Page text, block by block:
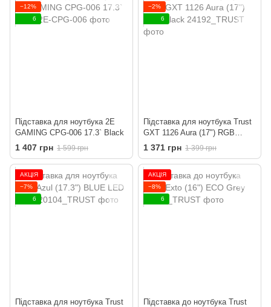
−12%
6
Підставка для ноутбука 2E
GAMING CPG-006 17.3` Black
1 407 грн 1 599 грн
−2%
6
Підставка для ноутбука Trust
GXT 1126 Aura (17") RGB
Black
1 371 грн 1 399 грн
АКЦІЯ
−7%
6
Підставка для ноутбука Trust
АКЦІЯ
−8%
6
Підставка до ноутбука Trust